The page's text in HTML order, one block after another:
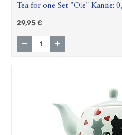
Tea-for-one Set "Ole" Kanne:
Keramik, 4-teilig, Kanne: H 12
29,95€